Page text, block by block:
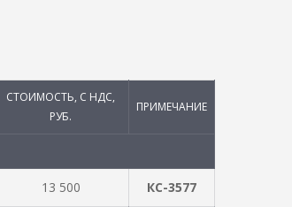
СТОИМОСТЬ, С НДС,
РУБ.
ПРИМЕЧАНИЕ
13 500 КС-3577